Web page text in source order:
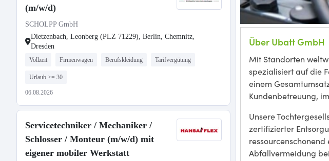
(m/w/d)
SCHOLPP GmbH
Dietzenbach, Leonberg (PLZ 71229), Berlin, Chemnitz,
Dresden
Vollzeit Firmenwagen Berufskleidung Tarifvergütung
Urlaub >= 30
06.08.2026
Servicetechniker / Mechaniker /
Schlosser / Monteur (m/w/d) mit
eigener mobiler Werkstatt